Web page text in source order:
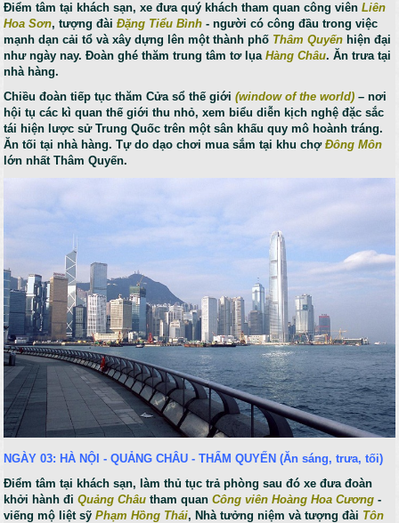
Điểm tâm tại khách sạn, xe đưa quý khách tham quan công viênLiên
Hoa Sơn, tượng đàiĐặng Tiểu Bình - người có công đầu trong việc
mạnh dạn cải tổ và xây dựng lên một thành phố Thâm Quyến hiện đại
như ngày nay. Đoàn ghé thăm trung tâm tơ lụaHàng Châu. Ăn trưa tại
nhà hàng.
Chiều đoàn tiếp tục thăm Cửa sổ thế giới(window of the world) – nơi
hội tụ các kì quan thế giới thu nhỏ, xem biểu diễn kịch nghệ đặc sắc
tái hiện lược sử Trung Quốc trên một sân khấu quy mô hoành tráng.
Ăn tối tại nhà hàng. Tự do dạo chơi mua sắm tại khu chợĐông Môn
lớn nhất Thâm Quyến.
NGÀY 03: HÀ NỘI - QUẢNG CHÂU - THẨM QUYẾN (Ăn sáng, trưa, tối)
Điểm tâm tại khách sạn, làm thủ tục trả phòng sau đó xe đưa đoàn
khởi hành điQuảng Châu tham quanCông viên Hoàng Hoa Cương -
viếng mộ liệt sỹPhạm Hồng Thái, Nhà tưởng niệm và tượng đài Tôn